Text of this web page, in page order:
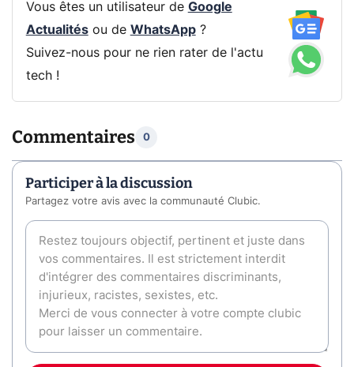
Vous êtes un utilisateur de Google
Actualitésou de WhatsApp?
Suivez-nous pour ne rien rater de l'actu
tech !
Commentaires 0
Participer à la discussion
Partagez votre avis avec la communauté Clubic.